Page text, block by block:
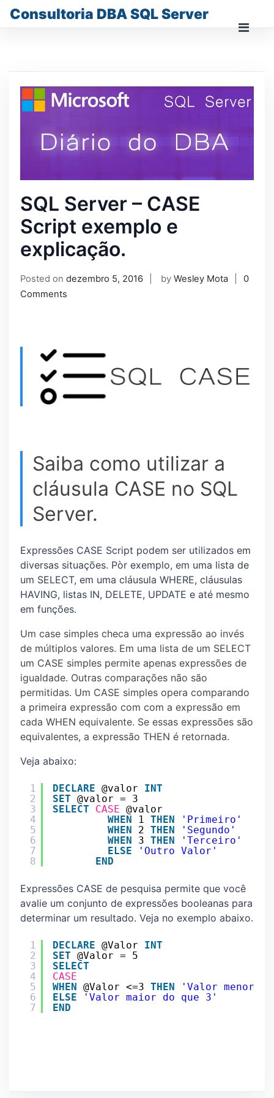
content
Consultoria DBA SQL Server
SQL Server – CASE
Script exemplo e
explicação.
Posted on dezembro 5, 2016 by Wesley Mota
0
Comments
Saiba como utilizar a
cláusula CASE no SQL
Server.
Expressões CASE Script podem ser utilizados em
diversas situações. Pòr exemplo, em uma lista de
um SELECT, em uma cláusula WHERE, cláusulas
HAVING, listas IN, DELETE, UPDATE e até mesmo
em funções.
Um case simples checa uma expressão ao invés
de múltiplos valores. Em uma lista de um SELECT
um CASE simples permite apenas expressões de
igualdade. Outras comparações não são
permitidas. Um CASE simples opera comparando
a primeira expressão com com a expressão em
cada WHEN equivalente. Se essas expressões são
equivalentes, a expressão THEN é retornada.
Veja abaixo:
1
2
3
4
5
6
7
8
DECLARE @valor INT
SET @valor = 3
SELECT
CASE @valor
WHEN
1 THEN
'Primeiro'
WHEN
2 THEN
'Segundo'
WHEN
3 THEN
'Terceiro'
ELSE
'Outro Valor'
END
Expressões CASE de pesquisa permite que você
avalie um conjunto de expressões booleanas para
determinar um resultado. Veja no exemplo abaixo.
1
2
3
4
5
6
7
DECLARE @Valor INT
SET @Valor = 5
SELECT
CASE
WHEN @Valor <=3 THEN
'Valor menor
ELSE
'Valor maior do que 3'
END